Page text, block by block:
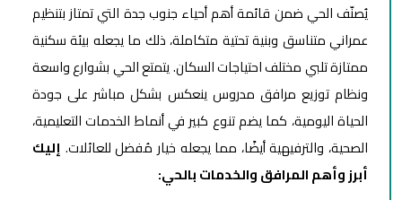
يُصنّف الحي ضمن قائمة أهم أحياء جنوب جدة التي تمتاز بتنظيم
عمراني متناسق وبنية تحتية متكاملة، ذلك ما يجعله بيئة سكنية
ممتازة تلبي مختلف احتياجات السكان. يتمتع الحي بشوارع واسعة
ونظام توزيع مرافق مدروس ينعكس بشكل مباشر على جودة
الحياة اليومية، كما يضم تنوع كبير في أنماط الخدمات التعليمية،
الصحية، والترفيهية أيضًا، مما يجعله خيار مُفضل للعائلات. إليك
أبرز وأهم المرافق والخدمات بالحي: